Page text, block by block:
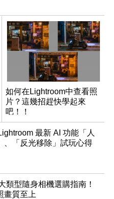
如何在Lightroom中查看照
片？這幾招趕快學起來
吧！！
最新 AI 功能「人
、「反光移除」試玩心得
類型隨身相機選購指南！
畫質至上